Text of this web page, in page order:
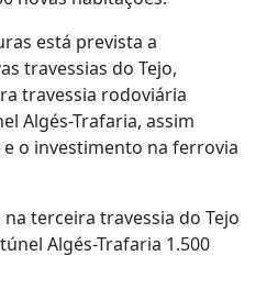
está prevista a
travessias do Tejo,
travessia rodoviária
Algés-Trafaria, assim
o investimento na ferrovia
terceira travessia do Tejo
Algés-Trafaria 1.500